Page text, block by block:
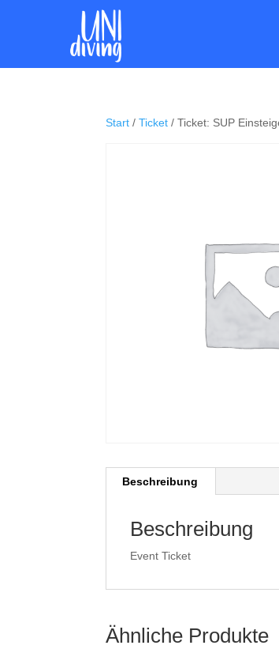
Start /Ticket / Ticket: SUP
Beschreibung
Beschreibung
Event Ticket
Ähnliche Produkte